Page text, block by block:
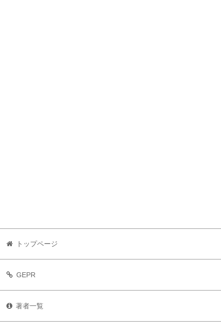
トップページ
GEPR
著者一覧